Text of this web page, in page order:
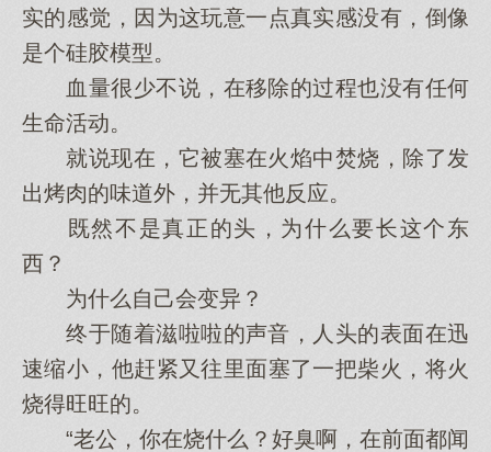
实的感觉，因为这玩意一点真实感没有，倒像
是个硅胶模型。
血量很少不说，在移除的过程也没有任何
生命活动。
就说现在，它被塞在火焰中焚烧，除了发
出烤肉的味道外，并无其他反应。
既然不是真正的头，为什么要长这个东
西？
为什么自己会变异？
终于随着滋啦啦的声音，人头的表面在迅
速缩小，他赶紧又往里面塞了一把柴火，将火
烧得旺旺的。
“老公，你在烧什么？好臭啊，在前面都闻